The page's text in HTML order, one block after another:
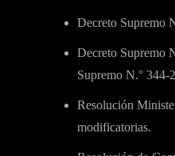
Decreto Supremo
Decreto Supremo
Supremo N.° 344-
Resolución
modificatorias.